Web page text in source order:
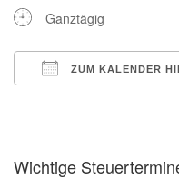
Ganztägig
ZUM KALENDER
Wichtige